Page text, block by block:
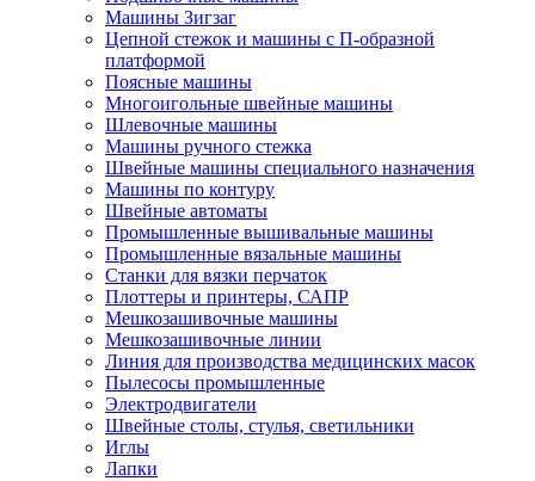
Машины Зигзаг
Цепной стежок и машины с П-образной
платформой
Поясные машины
Многоигольные швейные машины
Шлевочные машины
Машины ручного стежка
Швейные машины специального назначения
Машины по контуру
Швейные автоматы
Промышленные вышивальные машины
Промышленные вязальные машины
Станки для вязки перчаток
Плоттеры и принтеры, САПР
Мешкозашивочные машины
Мешкозашивочные линии
Линия для производства медицинских масок
Пылесосы промышленные
Электродвигатели
Швейные столы, стулья, светильники
Иглы
Лапки